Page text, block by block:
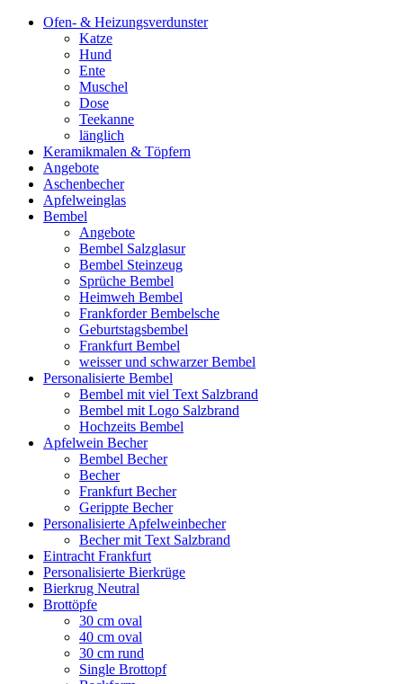
Ofen- & Heizungsverdunster
Katze
Hund
Ente
Muschel
Dose
Teekanne
länglich
Keramikmalen & Töpfern
Angebote
Aschenbecher
Apfelweinglas
Bembel
Angebote
Bembel Salzglasur
Bembel Steinzeug
Sprüche Bembel
Heimweh Bembel
Frankforder Bembelsche
Geburtstagsbembel
Frankfurt Bembel
weisser und schwarzer Bembel
Personalisierte Bembel
Bembel mit viel Text Salzbrand
Bembel mit Logo Salzbrand
Hochzeits Bembel
Apfelwein Becher
Bembel Becher
Becher
Frankfurt Becher
Gerippte Becher
Personalisierte Apfelweinbecher
Becher mit Text Salzbrand
Eintracht Frankfurt
Personalisierte Bierkrüge
Bierkrug Neutral
Brottöpfe
30 cm oval
40 cm oval
30 cm rund
Single Brottopf